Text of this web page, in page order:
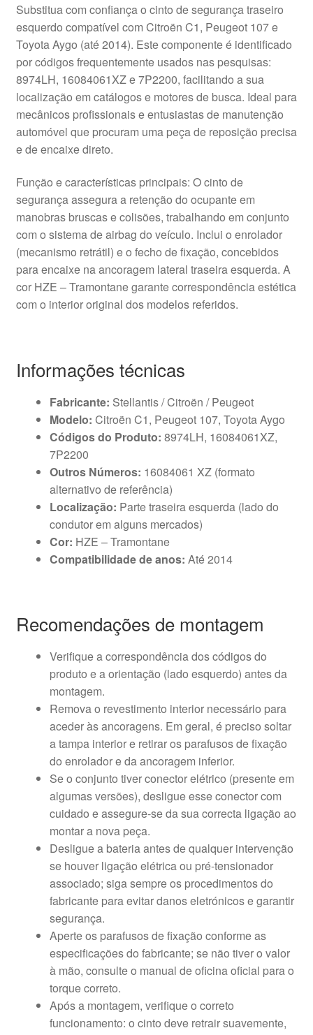
Substitua com confiança o cinto de segurança traseiro
esquerdo compatível com Citroën C1, Peugeot 107 e
Toyota Aygo (até 2014). Este componente é identificado
por códigos frequentemente usados nas pesquisas:
8974LH, 16084061XZ e 7P2200, facilitando a sua
localização em catálogos e motores de busca. Ideal para
mecânicos profissionais e entusiastas de manutenção
automóvel que procuram uma peça de reposição precisa
e de encaixe direto.
Função e características principais: O cinto de
segurança assegura a retenção do ocupante em
manobras bruscas e colisões, trabalhando em conjunto
com o sistema de airbag do veículo. Inclui o enrolador
(mecanismo retrátil) e o fecho de fixação, concebidos
para encaixe na ancoragem lateral traseira esquerda. A
cor HZE – Tramontane garante correspondência estética
com o interior original dos modelos referidos.
Informações técnicas
Fabricante: Stellantis / Citroën / Peugeot
Modelo: Citroën C1, Peugeot 107, Toyota Aygo
Códigos do Produto: 8974LH, 16084061XZ,
7P2200
Outros Números: 16084061 XZ (formato
alternativo de referência)
Localização: Parte traseira esquerda (lado do
condutor em alguns mercados)
Cor: HZE – Tramontane
Compatibilidade de anos: Até 2014
Recomendações de montagem
Verifique a correspondência dos códigos do
produto e a orientação (lado esquerdo) antes da
montagem.
Remova o revestimento interior necessário para
aceder às ancoragens. Em geral, é preciso soltar
a tampa interior e retirar os parafusos de fixação
do enrolador e da ancoragem inferior.
Se o conjunto tiver conector elétrico (presente em
algumas versões), desligue esse conector com
cuidado e assegure-se da sua correcta ligação ao
montar a nova peça.
Desligue a bateria antes de qualquer intervenção
se houver ligação elétrica ou pré-tensionador
associado; siga sempre os procedimentos do
fabricante para evitar danos eletrónicos e garantir
segurança.
Aperte os parafusos de fixação conforme as
especificações do fabricante; se não tiver o valor
à mão, consulte o manual de oficina oficial para o
torque correto.
Após a montagem, verifique o correto
funcionamento: o cinto deve retrair suavemente,